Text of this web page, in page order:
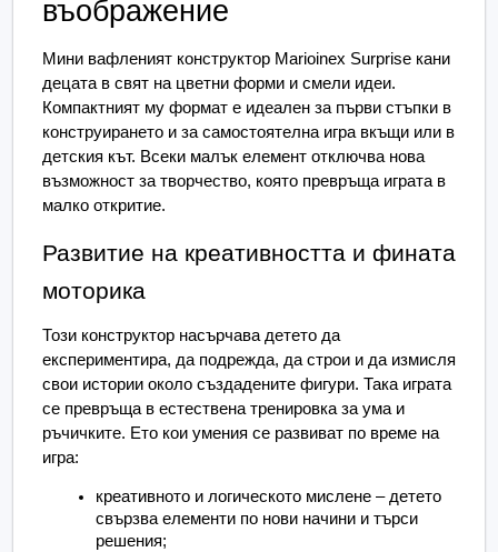
въображение
Мини вафленият конструктор Marioinex Surprise кани
децата в свят на цветни форми и смели идеи.
Компактният му формат е идеален за първи стъпки в
конструирането и за самостоятелна игра вкъщи или в
детския кът. Всеки малък елемент отключва нова
възможност за творчество, която превръща играта в
малко откритие.
Развитие на креативността и фината
моторика
Този конструктор насърчава детето да
експериментира, да подрежда, да строи и да измисля
свои истории около създадените фигури. Така играта
се превръща в естествена тренировка за ума и
ръчичките. Ето кои умения се развиват по време на
игра:
креативното и логическото мислене – детето
свързва елементи по нови начини и търси
решения;